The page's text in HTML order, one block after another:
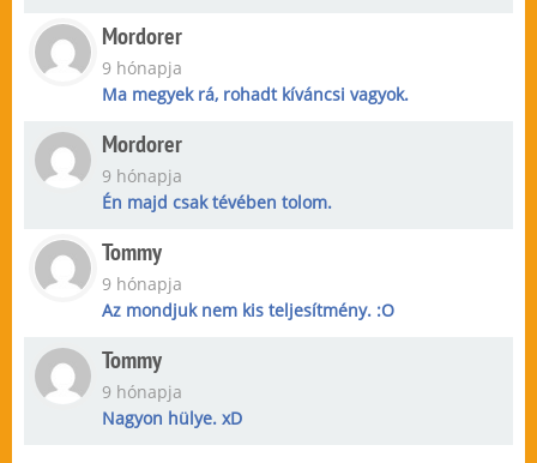
Mordorer
9 hónapja
Ma megyek rá, rohadt kíváncsi vagyok.
Mordorer
9 hónapja
Én majd csak tévében tolom.
Tommy
9 hónapja
Az mondjuk nem kis teljesítmény. :O
Tommy
9 hónapja
Nagyon hülye. xD